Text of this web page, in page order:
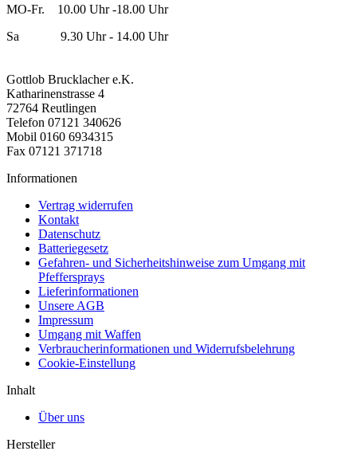
MO-Fr. 10.00 Uhr -18.00 Uhr
Sa 9.30 Uhr - 14.00 Uhr
Gottlob Brucklacher e.K.
Katharinenstrasse 4
72764 Reutlingen
Telefon 07121 340626
Mobil 0160 6934315
Fax 07121 371718
Informationen
Vertrag widerrufen
Kontakt
Datenschutz
Batteriegesetz
Gefahren- und Sicherheitshinweise zum Umgang mit
Pfeffersprays
Lieferinformationen
Unsere AGB
Impressum
Umgang mit Waffen
Verbraucherinformationen und Widerrufsbelehrung
Cookie-Einstellung
Inhalt
Über uns
Hersteller